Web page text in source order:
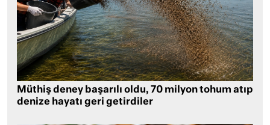
Müthiş deney başarılı oldu, 70 milyon tohum atıp
denize hayatı geri getirdiler